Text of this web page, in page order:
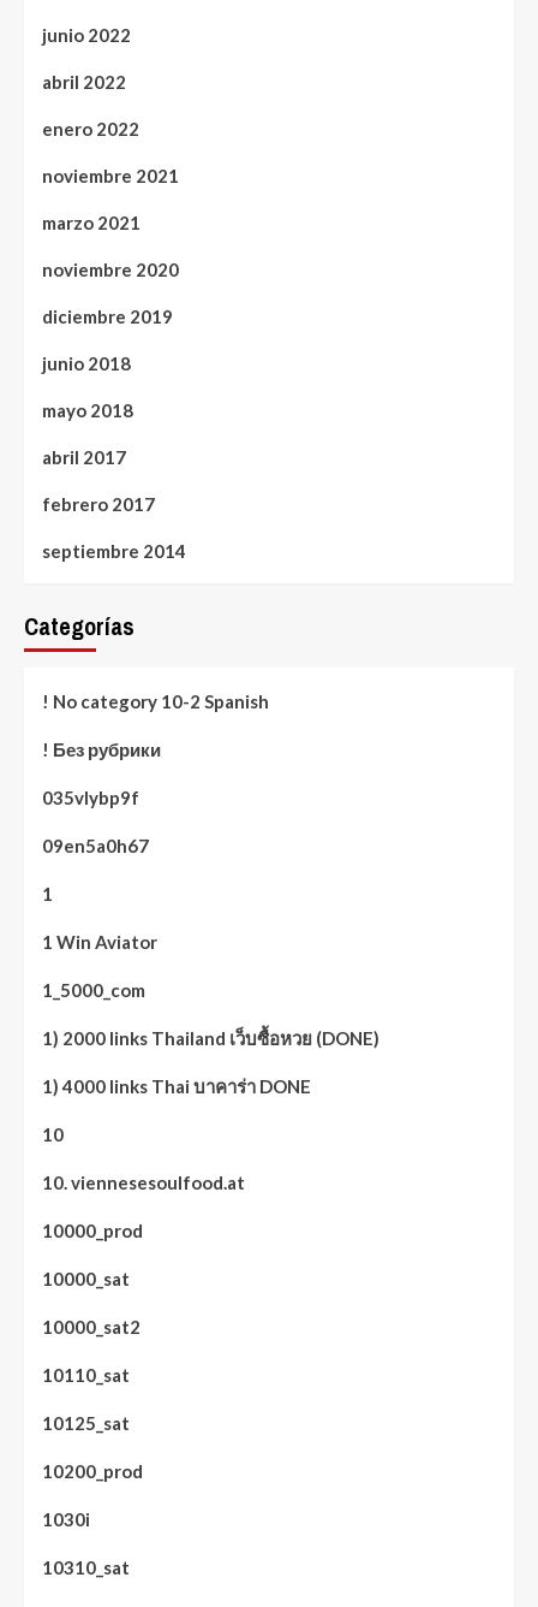
junio 2022
abril 2022
enero 2022
noviembre 2021
marzo 2021
noviembre 2020
diciembre 2019
junio 2018
mayo 2018
abril 2017
febrero 2017
septiembre 2014
Categorías
! No category 10-2 Spanish
! Без рубрики
035vlybp9f
09en5a0h67
1
1 Win Aviator
1_5000_com
1) 2000 links Thailand เว็บซื้อหวย (DONE)
1) 4000 links Thai บาคาร่า DONE
10
10. viennesesoulfood.at
10000_prod
10000_sat
10000_sat2
10110_sat
10125_sat
10200_prod
1030i
10310_sat